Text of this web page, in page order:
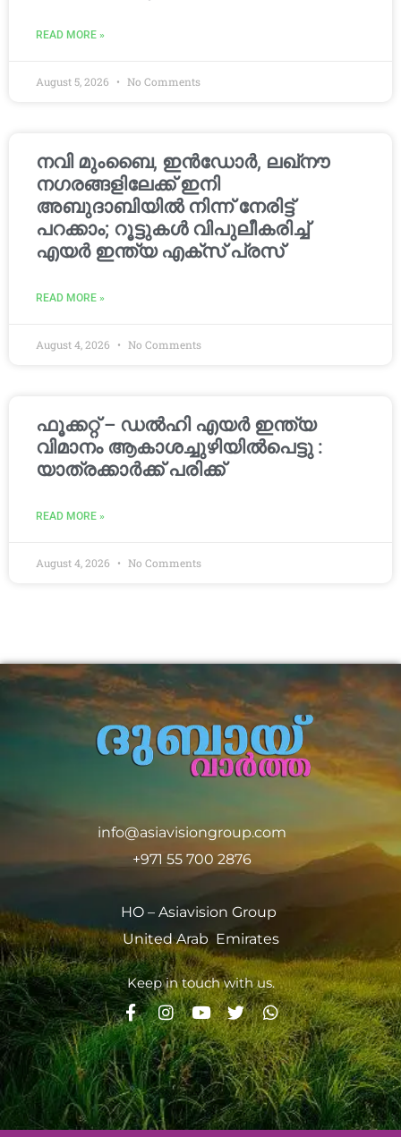
READ MORE »
August 5, 2026 No Comments
നവി മുംബൈ, ഇൻഡോർ, ലഖ്നൗ
നഗരങ്ങളിലേക്ക് ഇനി
അബുദാബിയിൽ നിന്ന് നേരിട്ട്
പറക്കാം; റൂട്ടുകൾ വിപുലീകരിച്ച്
എയർ ഇന്ത്യ എക്സ് പ്രസ്
READ MORE »
August 4, 2026 No Comments
ഫൂക്കറ്റ് – ഡൽഹി എയര്‍ ഇന്ത്യ
വിമാനം ആകാശച്ചുഴിയില്‍പെട്ടു :
യാത്രക്കാര്‍ക്ക് പരിക്ക്
READ MORE »
August 4, 2026 No Comments
info@asiavisiongroup.com
+971 55 700 2876
HO – Asiavision Group
United Arab Emirates
Keep in touch with us.